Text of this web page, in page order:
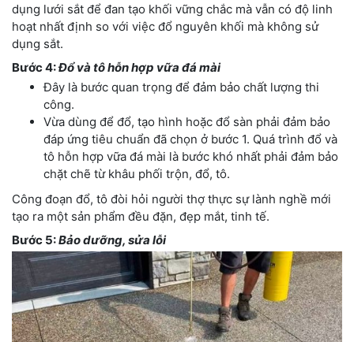
dụng lưới sắt để đan tạo khối vững chắc mà vẫn có độ linh
hoạt nhất định so với việc đổ nguyên khối mà không sử
dụng sắt.
Bước 4:Đổ và tô hỗn hợp vữa đá mài
Đây là bước quan trọng để đảm bảo chất lượng thi
công.
Vừa dùng để đổ, tạo hình hoặc đổ sàn phải đảm bảo
đáp ứng tiêu chuẩn đã chọn ở bước 1. Quá trình đổ và
tô hỗn hợp vữa đá mài là bước khó nhất phải đảm bảo
chặt chẽ từ khâu phối trộn, đổ, tô.
Công đoạn đổ, tô đòi hỏi người thợ thực sự lành nghề mới
tạo ra một sản phẩm đều đặn, đẹp mắt, tinh tế.
Bước 5:Bảo dưỡng, sửa lỗi